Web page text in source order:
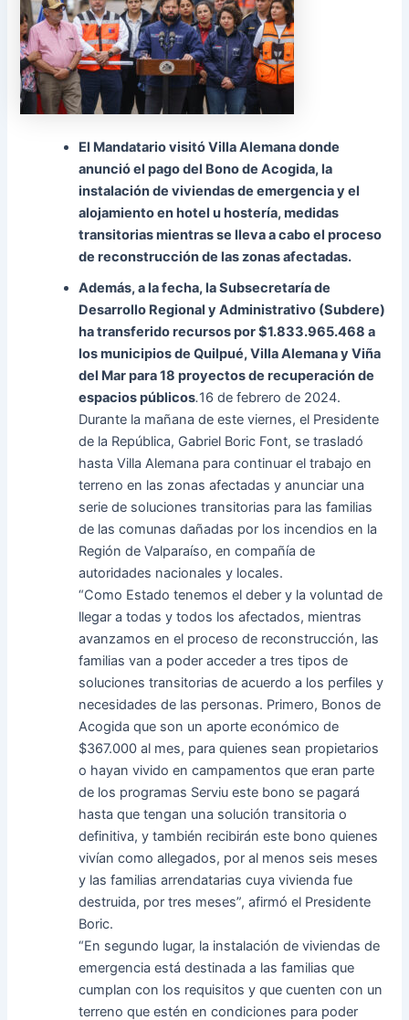
El Mandatario visitó Villa Alemana donde
anunció el pago del Bono de Acogida, la
instalación de viviendas de emergencia y el
alojamiento en hotel u hostería, medidas
transitorias mientras se lleva a cabo el proceso
de reconstrucción de las zonas afectadas.
Además, a la fecha, la Subsecretaría de
Desarrollo Regional y Administrativo (Subdere)
ha transferido recursos por $1.833.965.468 a
los municipios de Quilpué, Villa Alemana y Viña
del Mar para 18 proyectos de recuperación de
espacios públicos.16 de febrero de 2024.
Durante la mañana de este viernes, el Presidente
de la República, Gabriel Boric Font, se trasladó
hasta Villa Alemana para continuar el trabajo en
terreno en las zonas afectadas y anunciar una
serie de soluciones transitorias para las familias
de las comunas dañadas por los incendios en la
Región de Valparaíso, en compañía de
autoridades nacionales y locales.
“Como Estado tenemos el deber y la voluntad de
llegar a todas y todos los afectados, mientras
avanzamos en el proceso de reconstrucción, las
familias van a poder acceder a tres tipos de
soluciones transitorias de acuerdo a los perfiles y
necesidades de las personas. Primero, Bonos de
Acogida que son un aporte económico de
$367.000 al mes, para quienes sean propietarios
o hayan vivido en campamentos que eran parte
de los programas Serviu este bono se pagará
hasta que tengan una solución transitoria o
definitiva, y también recibirán este bono quienes
vivían como allegados, por al menos seis meses
y las familias arrendatarias cuya vivienda fue
destruida, por tres meses”, afirmó el Presidente
Boric.
“En segundo lugar, la instalación de viviendas de
emergencia está destinada a las familias que
cumplan con los requisitos y que cuenten con un
terreno que estén en condiciones para poder